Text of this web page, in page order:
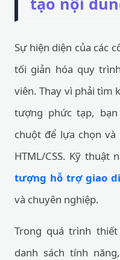
Sự hiện diện của các
tối giản hóa quy
viên. Thay vì phải tìm
tượng phức tạp,
chuột để lựa chọn
HTML/CSS. Kỹ thuật
tượng hỗ trợ giao
và chuyên nghiệp.
Trong quá trình
danh sách tính